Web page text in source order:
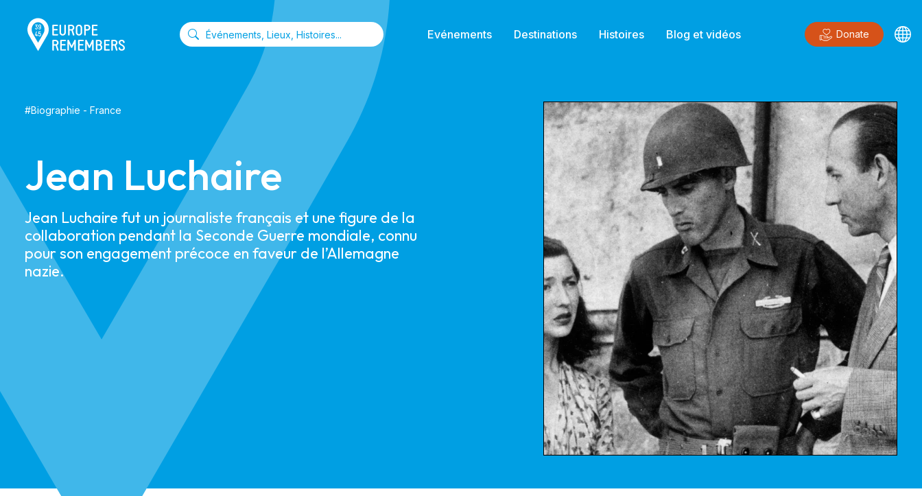
Evénements Destinations Histoires Blog et vidéos Donate
#Biographie - France
Jean Luchaire
Jean Luchaire fut un journaliste français et une figure de la
collaboration pendant la Seconde Guerre mondiale, connu
pour son engagement précoce en faveur de l’Allemagne
nazie.